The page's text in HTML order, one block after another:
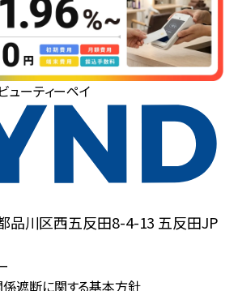
ューティーペイ
品川区西五反田8-4-13 五反田JP
遮断に関する基本方針